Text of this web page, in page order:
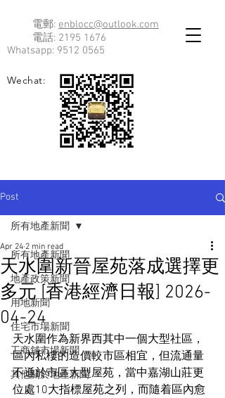
電郵: enblocc@outlook.com
電話: 2195 1676
Whatsapp: 9512 0565
Wechat:
Post
所有地產新聞
地產政策新聞
用地新聞
住宅市場新聞
工商舖市場新聞
其他關於地產新聞
所有地產新聞
天水圍新晉屋苑落成選擇更
多元 [香港經濟日報] 2026-
04-24
Apr 24 2 min read
天水圍作為新界西其中一個大型社區，
區內私樓的造價較市區相宜，但流通量
不遜於市區大型屋苑，當中嘉湖山莊更
位處10大指標屋苑之列，而隨着區內愈